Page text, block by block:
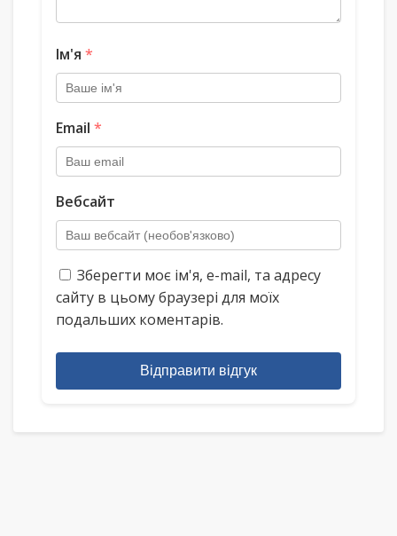
Ім'я *
Email *
Вебсайт
Зберегти моє ім'я, e-mail, та адресу
сайту в цьому браузері для моїх
подальших коментарів.
Відправити відгук